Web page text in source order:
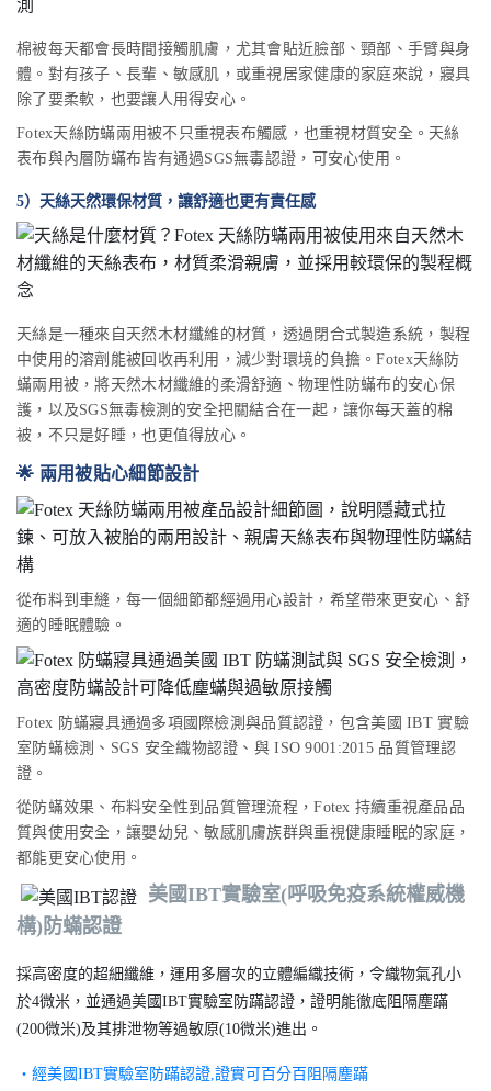
棉被每天都會長時間接觸肌膚，尤其會貼近臉部、頸部、手臂與身
體。對有孩子、長輩、敏感肌，或重視居家健康的家庭來說，寢具
除了要柔軟，也要讓人用得安心。
Fotex天絲防蟎兩用被不只重視表布觸感，也重視材質安全。天絲
表布與內層防蟎布皆有通過SGS無毒認證，可安心使用。
5）天絲天然環保材質，讓舒適也更有責任感
天絲是一種來自天然木材纖維的材質，透過閉合式製造系統，製程
中使用的溶劑能被回收再利用，減少對環境的負擔。Fotex天絲防
蟎兩用被，將天然木材纖維的柔滑舒適、物理性防蟎布的安心保
護，以及SGS無毒檢測的安全把關結合在一起，讓你每天蓋的棉
被，不只是好睡，也更值得放心。
🌟 兩用被貼心細節設計
從布料到車縫，每一個細節都經過用心設計，希望帶來更安心、舒
適的睡眠體驗。
Fotex 防蟎寢具通過多項國際檢測與品質認證，包含美國 IBT 實驗
室防蟎檢測、SGS 安全織物認證、與 ISO 9001:2015 品質管理認
證。
從防蟎效果、布料安全性到品質管理流程，Fotex 持續重視產品品
質與使用安全，讓嬰幼兒、敏感肌膚族群與重視健康睡眠的家庭，
都能更安心使用。​
美國IBT實驗室(呼吸免疫系統權威機
構)防蟎認證
採高密度的超細纖維，運用多層次的立體編織技術，令織物氣孔小
於4微米，並通過美國IBT實驗室防蹣認證，證明能徹底阻隔塵蹣
(200微米)及其排泄物等過敏原(10微米)進出。
‧經美國IBT實驗室防蹣認證,證實可百分百阻隔塵蹣